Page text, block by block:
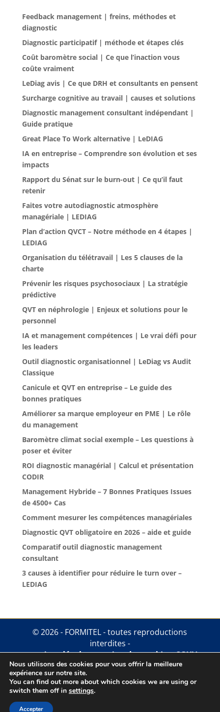
Feedback management | freins, méthodes et
diagnostic
Diagnostic participatif | méthode et étapes clés
Coût baromètre social | Ce que l’inaction vous
coûte vraiment
LeDiag avis | Ce que DRH et consultants en pensent
Surcharge cognitive au travail | causes et solutions
Diagnostic management consultant indépendant |
Guide pratique
Great Place To Work alternative | LeDIAG
IA en entreprise – Comprendre son évolution et ses
impacts
Rapport du Sénat sur le burn-out | Ce qu’il faut
retenir
Faites votre autodiagnostic atmosphère
managériale | LEDIAG
Plan d’action QVCT – Notre méthode en 4 étapes |
LEDIAG
Organisation du télétravail | Les 5 clauses de la
charte
Prévenir les risques psychosociaux | La stratégie
prédictive
QVT en néphrologie | Enjeux et solutions pour le
personnel
IA et management compétences | Le vrai défi pour
les leaders
Outil diagnostic organisationnel | LeDiag vs Audit
Classique
Canicule et QVT en entreprise – Le guide des
bonnes pratiques
Améliorer sa marque employeur en PME | Le rôle
du management
Baromètre climat social exemple – Les questions à
poser et éviter
ROI diagnostic managérial | Calcul et présentation
CODIR
Management Hybride – 7 Bonnes Pratiques Issues
de 4500+ Cas
Comment mesurer les compétences managériales
Diagnostic QVT obligatoire en 2026 – aide et guide
Comparatif outil diagnostic management
consultant
3 causes à identifier pour réduire le turn over –
LEDIAG
© 2026 - FORMITEL - toutes reproductions
interdites -
mentions légales.gestion des cookies.CGUV
Nous utilisons des cookies pour vous offrir la meilleure
expérience sur notre site.
You can find out more about which cookies we are using or
switch them off in settings.
Accepter